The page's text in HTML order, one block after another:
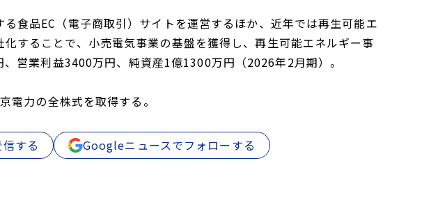
食品EC（電子商取引）サイトを運営するほか、近年では再生可能エ
することで、小売電気事業の基盤を獲得し、再生可能エネルギー事
営業利益3400万円、純資産1億1300万円（2026年2月期）。
電力の全株式を取得する。
する Googleニュースでフォローする